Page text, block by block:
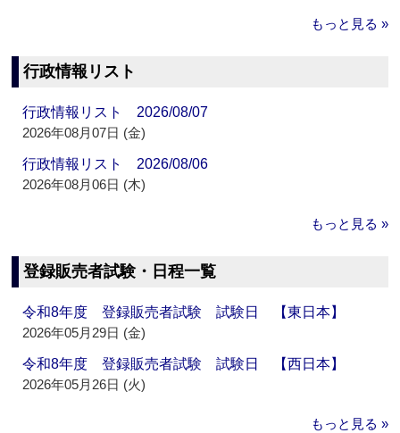
もっと見る »
行政情報リスト
行政情報リスト 2026/08/07
2026年08月07日 (金)
行政情報リスト 2026/08/06
2026年08月06日 (木)
もっと見る »
登録販売者試験・日程一覧
令和8年度 登録販売者試験 試験日 【東日本】
2026年05月29日 (金)
令和8年度 登録販売者試験 試験日 【西日本】
2026年05月26日 (火)
もっと見る »